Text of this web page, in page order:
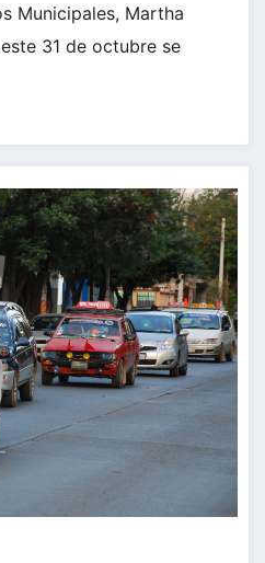
Municipales, Martha
31 de octubre se